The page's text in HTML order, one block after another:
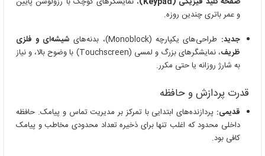
و عمر باتری چندین روزه.
جدید: طراحی‌های یکپارچه (Monoblock)، بدنه‌های
شیشه‌ای و فلزی
ظریف
، نمایشگرهای بزرگ و لمسی (Touchscreen) با وضوح بالا، و نیاز
به شارژ روزانه یا حتی مکرر.
قدرت پردازش و حافظه
قدیمی: پردازنده‌های ابتدایی با تمرکز بر مدیریت تماس و پیامک. حافظه
داخلی محدود که اغلب تنها برای ذخیره تعداد محدودی مخاطب و پیامک
کافی بود.